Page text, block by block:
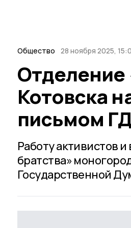
Общество 28 ноября 2025,
Отделение
Котовска
письмом
Работу активистов
братства»
Государственной